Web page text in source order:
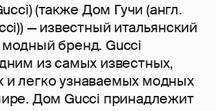
(также Дом Гучи (англ.
— известный итальянский
бренд. Gucci
из самых известных,
и легко узнаваемых модных
Дом Gucci принадлежит